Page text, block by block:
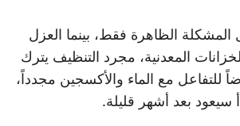
الظاهرة فقط، بينما العزل
المعدنية، مجرد التنظيف يترك
للتفاعل مع الماء والأكسجين مجدداً،
سيعود بعد أشهر قليلة.